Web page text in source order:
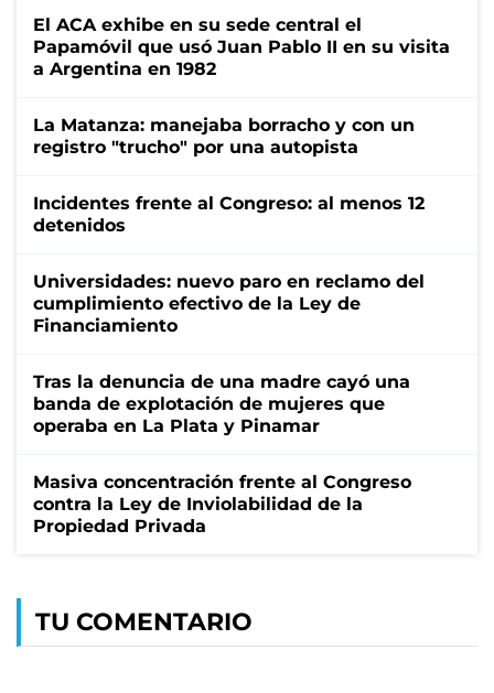
El ACA exhibe en su sede central el
Papamóvil que usó Juan Pablo II en su visita
a Argentina en 1982
La Matanza: manejaba borracho y con un
registro "trucho" por una autopista
Incidentes frente al Congreso: al menos 12
detenidos
Universidades: nuevo paro en reclamo del
cumplimiento efectivo de la Ley de
Financiamiento
Tras la denuncia de una madre cayó una
banda de explotación de mujeres que
operaba en La Plata y Pinamar
Masiva concentración frente al Congreso
contra la Ley de Inviolabilidad de la
Propiedad Privada
TU COMENTARIO